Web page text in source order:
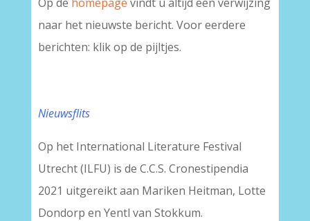
naar het nieuwste bericht. Voor eerdere
berichten: klik op de pijltjes.
Nieuwsflits
Op het International Literature Festival
Utrecht (ILFU) is de C.C.S. Cronestipendia
2021 uitgereikt aan Mariken Heitman, Lotte
Dondorp en Yentl van Stokkum.